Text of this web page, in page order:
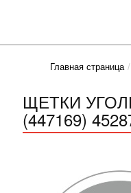
Главная страница
ЩЕТКИ
(447169)